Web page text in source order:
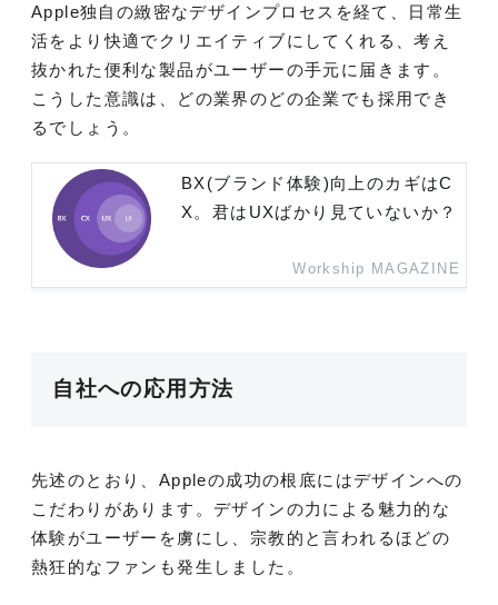
Apple独自の緻密なデザインプロセスを経て、日常生
活をより快適でクリエイティブにしてくれる、考え
抜かれた便利な製品がユーザーの手元に届きます。
こうした意識は、どの業界のどの企業でも採用でき
るでしょう。
BX(ブランド体験)向上のカギはC
X。君はUXばかり見ていないか？
Workship MAGAZINE
自社への応用方法
先述のとおり、Appleの成功の根底にはデザインへの
こだわりがあります。デザインの力による魅力的な
体験がユーザーを虜にし、宗教的と言われるほどの
熱狂的なファンも発生しました。